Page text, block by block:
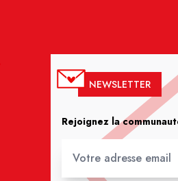
NEWSLETTER
Rejoignez la